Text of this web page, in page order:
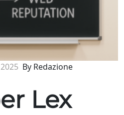
By Redazione
Lex